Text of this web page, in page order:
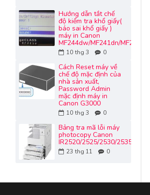
Hướng dẫn tắt chế
độ kiểm tra khổ giấy(
báo sai khổ giấy )
máy in Canon
MF244dw/MF241dn/MF232w
10 thg 3 0
Cách Reset máy về
chế độ mặc định của
nhà sản xuất,
Password Admin
mặc định máy in
Canon G3000
10 thg 3 0
Bảng tra mã lỗi máy
photocopy Canon
IR2520/2525/2530/2535/2545...
23 thg 11 0